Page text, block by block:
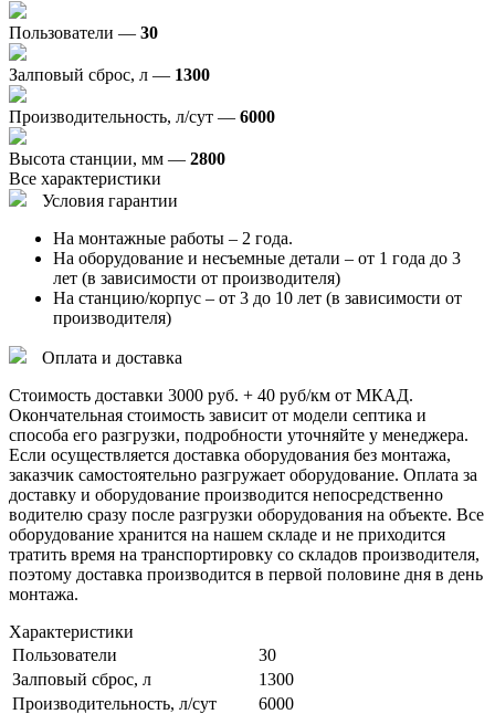
Пользователи — 30
Залповый сброс, л — 1300
Производительность, л/сут — 6000
Высота станции, мм — 2800
Все характеристики
Условия гарантии
На монтажные работы – 2 года.
На оборудование и несъемные детали – от 1 года до 3
лет (в зависимости от производителя)
На станцию/корпус – от 3 до 10 лет (в зависимости от
производителя)
Оплата и доставка
Стоимость доставки 3000 руб. + 40 руб/км от МКАД.
Окончательная стоимость зависит от модели септика и
способа его разгрузки, подробности уточняйте у менеджера.
Если осуществляется доставка оборудования без монтажа,
заказчик самостоятельно разгружает оборудование. Оплата за
доставку и оборудование производится непосредственно
водителю сразу после разгрузки оборудования на объекте. Все
оборудование хранится на нашем складе и не приходится
тратить время на транспортировку со складов производителя,
поэтому доставка производится в первой половине дня в день
монтажа.
Характеристики
Пользователи
30
Залповый сброс, л
1300
Производительность, л/сут
6000